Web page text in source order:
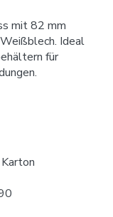
mit 82 mm
Ideal
für